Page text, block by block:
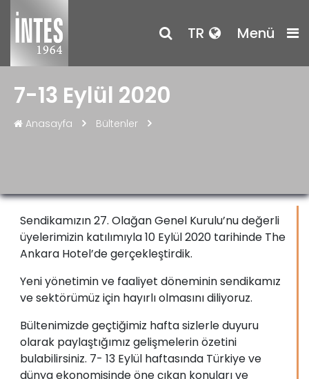
TR Menü
7-13 Eylül 2020
Anasayfa Bültenler
Sendikamızın 27. Olağan Genel Kurulu’nu değerli
üyelerimizin katılımıyla 10 Eylül 2020 tarihinde The
Ankara Hotel’de gerçekleştirdik.
Yeni yönetimin ve faaliyet döneminin sendikamız
ve sektörümüz için hayırlı olmasını diliyoruz.
Bültenimizde geçtiğimiz hafta sizlerle duyuru
olarak paylaştığımız gelişmelerin özetini
bulabilirsiniz. 7- 13 Eylül haftasında Türkiye ve
dünya ekonomisinde öne çıkan konuları ve